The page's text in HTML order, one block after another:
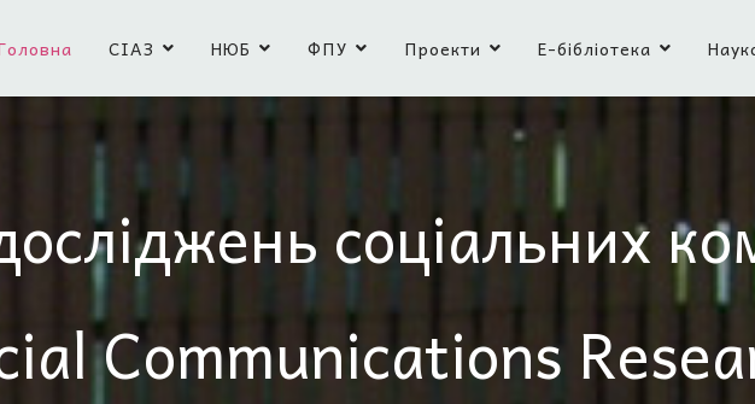
СІАЗ НЮБ ФПУ Проекти Е-бібліотека
соціальних
Communications